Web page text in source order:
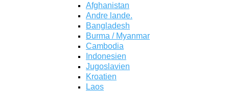
Afghanistan
Andre lande.
Bangladesh
Burma / Myanmar
Cambodia
Indonesien
Jugoslavien
Kroatien
Laos